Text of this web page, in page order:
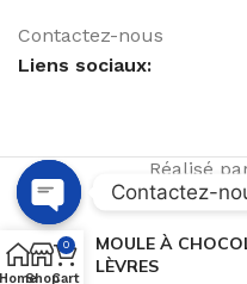
Contactez-nous
Liens sociaux:
Réalisé
MOULE À
LÈVRES
HomeShop
0
Cart
Contactez-
Open
chaty